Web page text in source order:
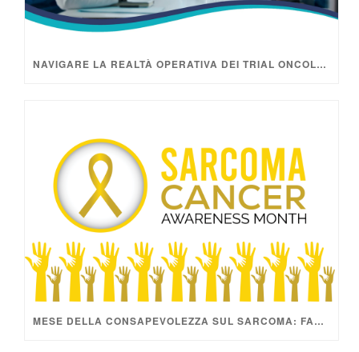
NAVIGARE LA REALTÀ OPERATIVA DEI TRIAL ONCOLOGICI
MESE DELLA CONSAPEVOLEZZA SUL SARCOMA: FAR PROGREDIRE LA SPERANZA ATTRAVERSO LA RICERCA